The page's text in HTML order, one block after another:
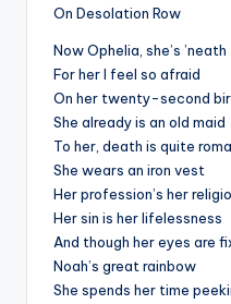
On Desolation Row
Now Ophelia, she’s
For her I feel so afraid
On her twenty-second
She already is an old maid
To her, death is quite
She wears an iron vest
Her profession’s her
Her sin is her lifelessness
And though her eyes are
Noah’s great rainbow
She spends her time